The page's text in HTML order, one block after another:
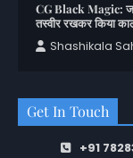
CG Black Magic:
तस्वीर रखकर किया
Shashikala
Get In Touch
+91